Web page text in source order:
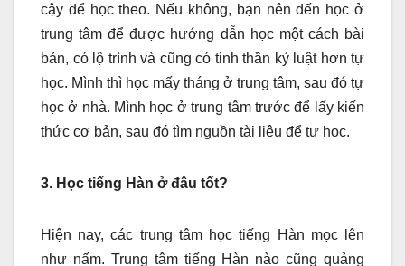
cậy để học theo. Nếu không, bạn nên đến học ở
trung tâm để được hướng dẫn học một cách bài
bản, có lộ trình và cũng có tinh thần kỷ luật hơn tự
học. Mình thì học mấy tháng ở trung tâm, sau đó tự
học ở nhà. Mình học ở trung tâm trước để lấy kiến
thức cơ bản, sau đó tìm nguồn tài liệu để tự học.
3. Học tiếng Hàn ở đâu tốt?
Hiện nay, các trung tâm học tiếng Hàn mọc lên
như nấm. Trung tâm tiếng Hàn nào cũng quảng